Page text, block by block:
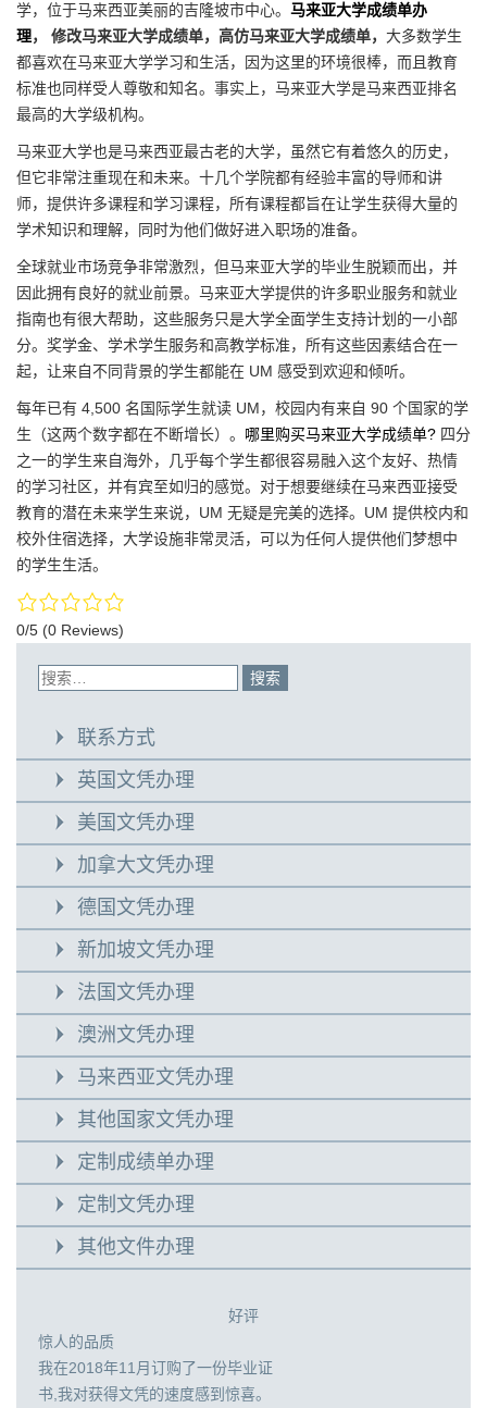
学，位于马来西亚美丽的吉隆坡市中心。 马来亚大学成绩单办
理， 修改马来亚大学成绩单，高仿马来亚大学成绩单， 大多数学生
都喜欢在马来亚大学学习和生活，因为这里的环境很棒，而且教育
标准也同样受人尊敬和知名。事实上，马来亚大学是马来西亚排名
最高的大学级机构。
马来亚大学也是马来西亚最古老的大学，虽然它有着悠久的历史，
但它非常注重现在和未来。十几个学院都有经验丰富的导师和讲
师，提供许多课程和学习课程，所有课程都旨在让学生获得大量的
学术知识和理解，同时为他们做好进入职场的准备。
全球就业市场竞争非常激烈，但马来亚大学的毕业生脱颖而出，并
因此拥有良好的就业前景。马来亚大学提供的许多职业服务和就业
指南也有很大帮助，这些服务只是大学全面学生支持计划的一小部
分。奖学金、学术学生服务和高教学标准，所有这些因素结合在一
起，让来自不同背景的学生都能在 UM 感受到欢迎和倾听。
每年已有 4,500 名国际学生就读 UM，校园内有来自 90 个国家的学
生（这两个数字都在不断增长）。 哪里购买马来亚大学成绩单? 四分
之一的学生来自海外，几乎每个学生都很容易融入这个友好、热情
的学习社区，并有宾至如归的感觉。对于想要继续在马来西亚接受
教育的潜在未来学生来说，UM 无疑是完美的选择。UM 提供校内和
校外住宿选择，大学设施非常灵活，可以为任何人提供他们梦想中
的学生生活。
0/5 (0 Reviews)
联系方式
英国文凭办理
美国文凭办理
加拿大文凭办理
德国文凭办理
新加坡文凭办理
法国文凭办理
澳洲文凭办理
马来西亚文凭办理
其他国家文凭办理
定制成绩单办理
定制文凭办理
其他文件办理
好评
惊人的品质
我在2018年11月订购了一份毕业证
书,我对获得文凭的速度感到惊喜。